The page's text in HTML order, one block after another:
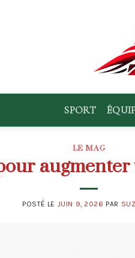
SPORT
LE MAG
POSTÉ LE JUIN 9, 2026 PAR